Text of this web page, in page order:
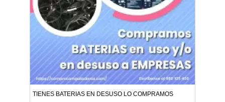
TIENES BATERIAS EN DESUSO LO COMPRAMOS